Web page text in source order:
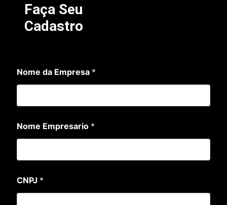
Faça Seu
Cadastro
Nome da Empresa *
Nome Empresario *
a
N
CNPJ *